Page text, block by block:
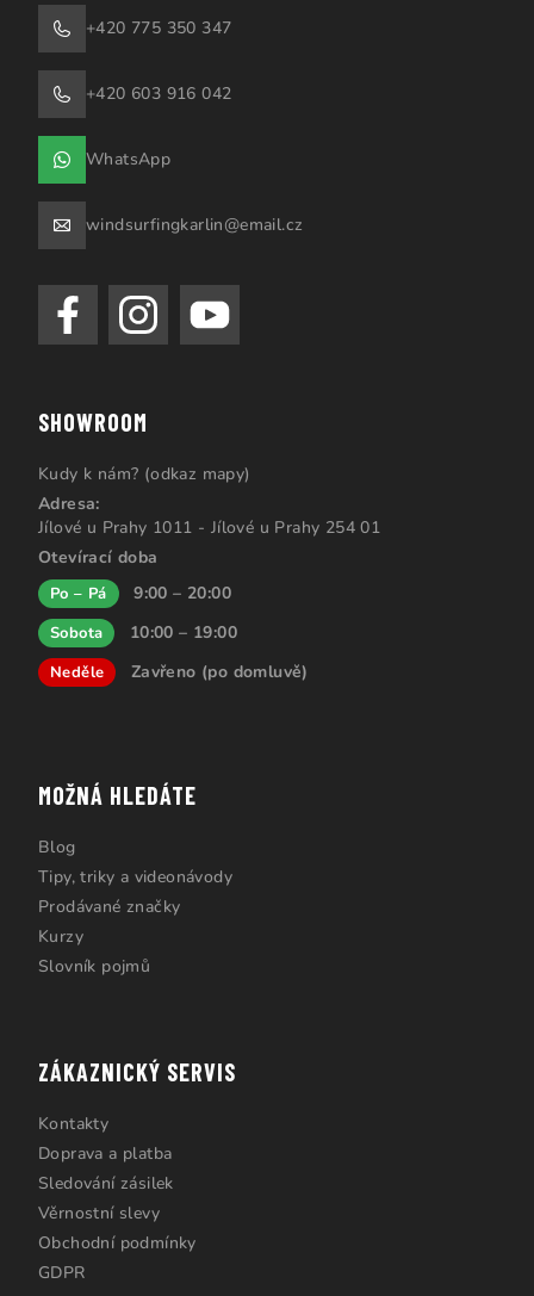
+420 775 350 347
+420 603 916 042
WhatsApp
windsurfingkarlin@email.cz
SHOWROOM
Kudy k nám? (odkaz mapy)
Adresa:
Jílové u Prahy 1011 - Jílové u Prahy 254 01
Otevírací doba
Po – Pá 9:00 – 20:00
Sobota 10:00 – 19:00
Neděle Zavřeno (po domluvě)
MOŽNÁ HLEDÁTE
Blog
Tipy, triky a videonávody
Prodávané značky
Kurzy
Slovník pojmů
ZÁKAZNICKÝ SERVIS
Kontakty
Doprava a platba
Sledování zásilek
Věrnostní slevy
Obchodní podmínky
GDPR